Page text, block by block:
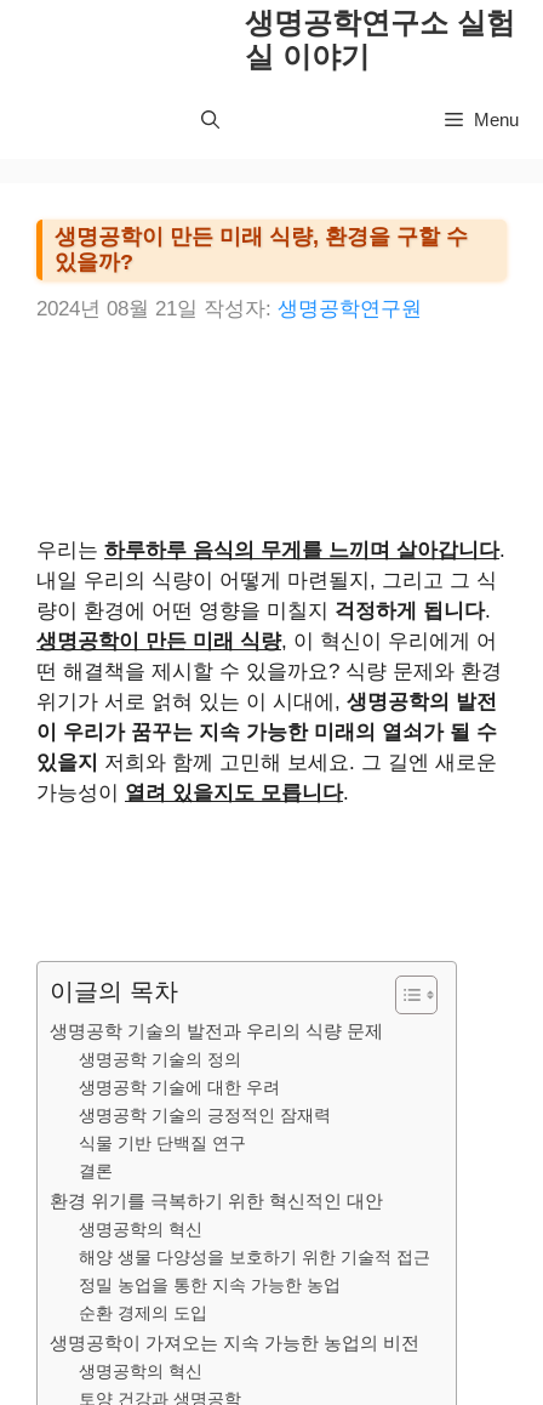
생명공학연구소 실험
실 이야기
Menu
생명공학이 만든 미래 식량, 환경을 구할 수
있을까?
2024년 08월 21일 작성자: 생명공학연구원
우리는 하루하루 음식의 무게를 느끼며 살아갑니다.
내일 우리의 식량이 어떻게 마련될지, 그리고 그 식
량이 환경에 어떤 영향을 미칠지 걱정하게 됩니다.
생명공학이 만든 미래 식량, 이 혁신이 우리에게 어
떤 해결책을 제시할 수 있을까요? 식량 문제와 환경
위기가 서로 얽혀 있는 이 시대에, 생명공학의 발전
이 우리가 꿈꾸는 지속 가능한 미래의 열쇠가 될 수
있을지 저희와 함께 고민해 보세요. 그 길엔 새로운
가능성이 열려 있을지도 모릅니다.
이글의 목차
생명공학 기술의 발전과 우리의 식량 문제
생명공학 기술의 정의
생명공학 기술에 대한 우려
생명공학 기술의 긍정적인 잠재력
식물 기반 단백질 연구
결론
환경 위기를 극복하기 위한 혁신적인 대안
생명공학의 혁신
해양 생물 다양성을 보호하기 위한 기술적 접근
정밀 농업을 통한 지속 가능한 농업
순환 경제의 도입
생명공학이 가져오는 지속 가능한 농업의 비전
생명공학의 혁신
토양 건강과 생명공학